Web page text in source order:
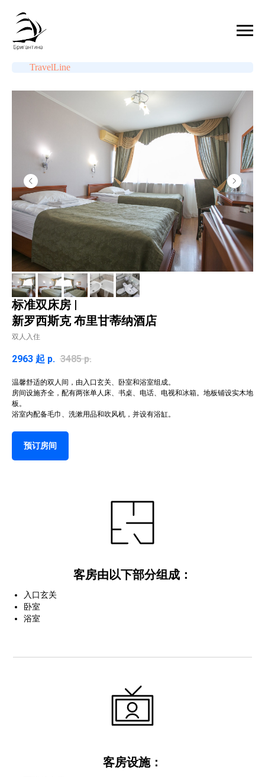
TravelLine
标准双床房 |
新罗西斯克 布里甘蒂纳酒店
双人入住
2963 起 р. 3485 р.
温馨舒适的双人间，由入口玄关、卧室和浴室组成。
房间设施齐全，配有两张单人床、书桌、电话、电视和冰箱。地板铺设实木地
板。
浴室内配备毛巾、洗漱用品和吹风机，并设有浴缸。
预订房间
客房由以下部分组成：
入口玄关
卧室
浴室
客房设施：